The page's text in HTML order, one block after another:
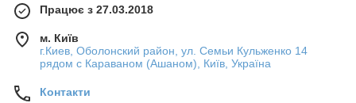
Працює з 27.03.2018
м. Київ
г.Киев, Оболонский район, ул. Семьи Кульженко 14
рядом с Караваном (Ашаном), Київ, Україна
Контакти